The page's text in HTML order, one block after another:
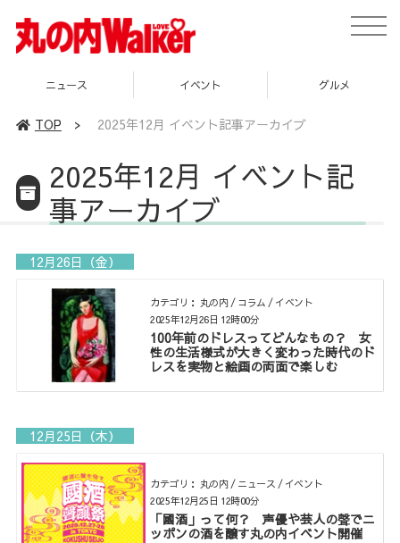
toggle
ニュース イベント グルメ
TOP > 2025年12月 イベント記事アーカイブ
2025年12月 イベント記
事アーカイブ
12月26日（金）
カテゴリ： 丸の内 / コラム / イベント
100年前のドレスってどんなもの？ 女
性の生活様式が大きく変わった時代のド
レスを実物と絵画の両面で楽しむ
2025年12月26日 12時00分
12月25日（木）
カテゴリ： 丸の内 / ニュース / イベント
「國酒」って何？ 声優や芸人の聲でニ
ッポンの酒を醸す丸の内イベント開催
2025年12月25日 12時00分